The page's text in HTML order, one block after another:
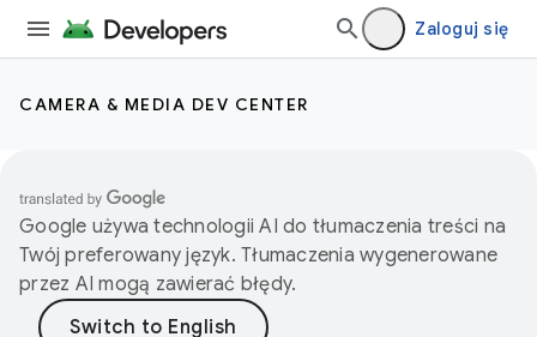
Zaloguj się
CAMERA & MEDIA DEV CENTER
Google używa technologii AI do tłumaczenia treści na
Twój preferowany język. Tłumaczenia wygenerowane
przez AI mogą zawierać błędy.